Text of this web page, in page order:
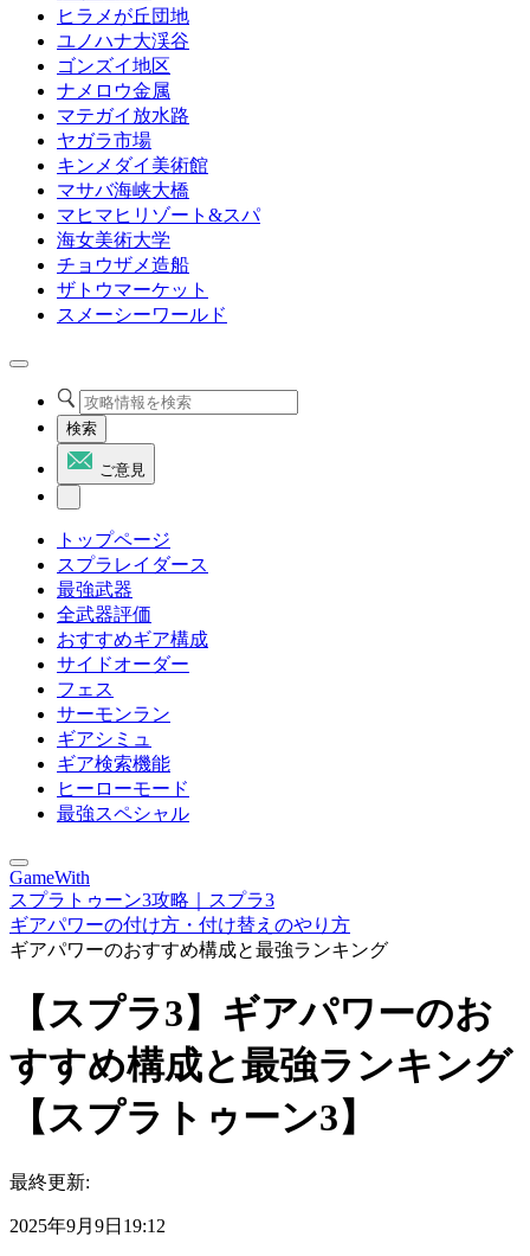
ヒラメが丘団地
ユノハナ大渓谷
ゴンズイ地区
ナメロウ金属
マテガイ放水路
ヤガラ市場
キンメダイ美術館
マサバ海峡大橋
マヒマヒリゾート&スパ
海女美術大学
チョウザメ造船
ザトウマーケット
スメーシーワールド
検索
ご意見
トップページ
スプラレイダース
最強武器
全武器評価
おすすめギア構成
サイドオーダー
フェス
サーモンラン
ギアシミュ
ギア検索機能
ヒーローモード
最強スペシャル
GameWith
スプラトゥーン3攻略｜スプラ3
ギアパワーの付け方・付け替えのやり方
ギアパワーのおすすめ構成と最強ランキング
【スプラ3】ギアパワーのお
すすめ構成と最強ランキング
【スプラトゥーン3】
最終更新:
2025年9月9日19:12